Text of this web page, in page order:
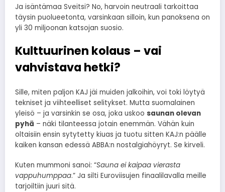
Ja isäntämaa Sveitsi? No, harvoin neutraali tarkoittaa
täysin puolueetonta, varsinkaan silloin, kun panoksena on
yli 30 miljoonan katsojan suosio.
Kulttuurinen kolaus – vai
vahvistava hetki?
Sille, miten paljon KAJ jäi muiden jalkoihin, voi toki löytyä
tekniset ja viihteelliset selitykset. Mutta suomalainen
yleisö – ja varsinkin se osa, joka uskoo saunan olevan
pyhä – näki tilanteessa jotain enemmän. Vähän kuin
oltaisiin ensin sytytetty kiuas ja tuotu sitten KAJ:n päälle
kaiken kansan edessä ABBA:n nostalgiahöyryt. Se kirveli.
Kuten mummoni sanoi: “Sauna ei kaipaa vierasta
vappuhumppaa.” Ja silti Euroviisujen finaalilavalla meille
tarjoiltiin juuri sitä.